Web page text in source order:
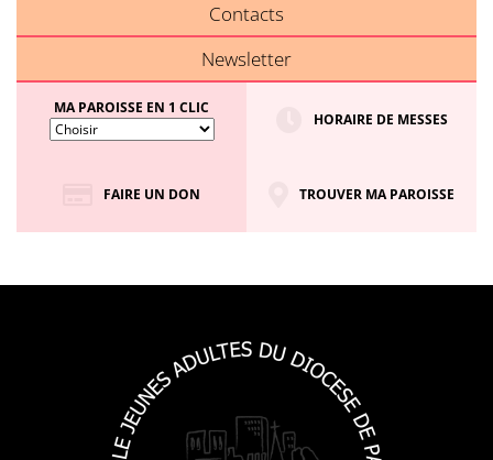
Contacts
Newsletter
MA PAROISSE EN 1 CLIC
HORAIRE DE MESSES
FAIRE UN DON TROUVER MA PAROISSE